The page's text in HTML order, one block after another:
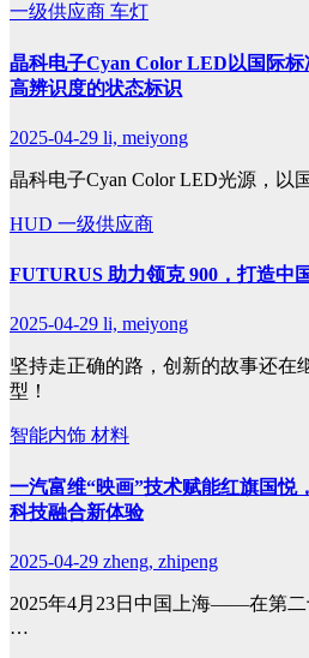
一级供应商 车灯
晶科电子Cyan Color LED以国际
高辨识度的状态标识
2025-04-29 li, meiyong
晶科电子Cyan Color LED光源，以
HUD 一级供应商
FUTURUS 助力领克 900，打造中
2025-04-29 li, meiyong
坚持走正确的路，创新的故事还在
型！
智能内饰 材料
一汽富维“映画”技术赋能红旗国悦
科技融合新体验
2025-04-29 zheng, zhipeng
2025年4月23日中国上海——在第二
…